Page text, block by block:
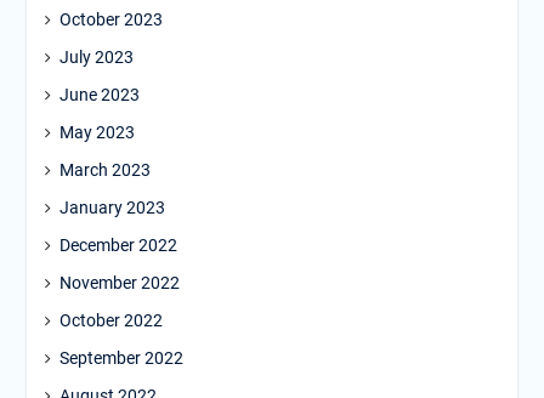
October 2023
July 2023
June 2023
May 2023
March 2023
January 2023
December 2022
November 2022
October 2022
September 2022